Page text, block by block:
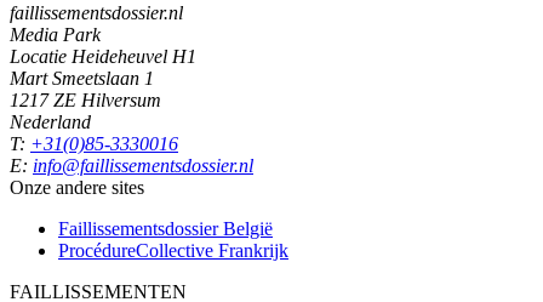
faillissementsdossier.nl
Media Park
Locatie Heideheuvel H1
Mart Smeetslaan 1
1217 ZE Hilversum
Nederland
T: +31(0)85-3330016
E: info@faillissementsdossier.nl
Onze andere sites
Faillissementsdossier België
ProcédureCollective Frankrijk
FAILLISSEMENTEN